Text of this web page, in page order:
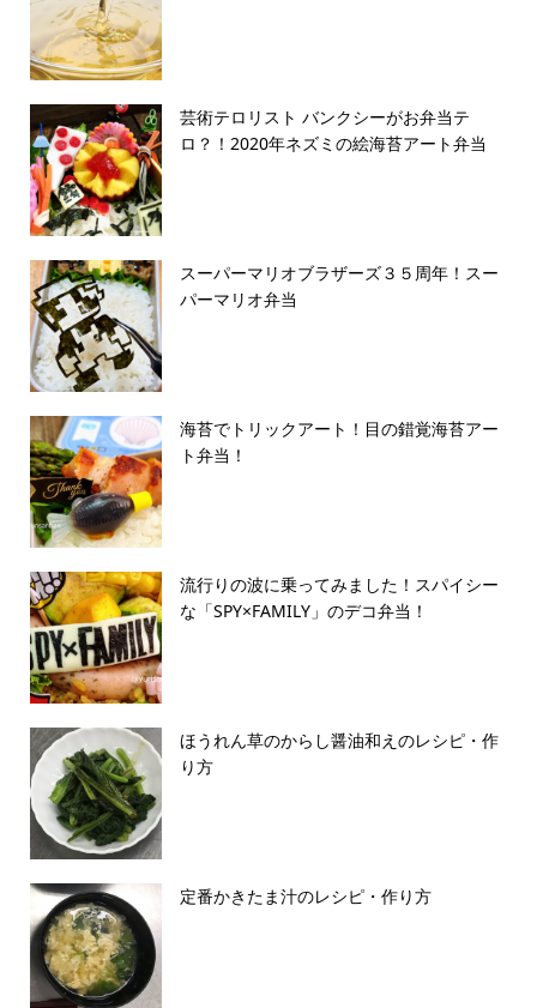
芸術テロリスト バンクシーがお弁当テ
ロ？！2020年ネズミの絵海苔アート弁当
スーパーマリオブラザーズ３５周年！スー
パーマリオ弁当
海苔でトリックアート！目の錯覚海苔アー
ト弁当！
流行りの波に乗ってみました！スパイシー
な「SPY×FAMILY」のデコ弁当！
ほうれん草のからし醤油和えのレシピ・作
り方
定番かきたま汁のレシピ・作り方